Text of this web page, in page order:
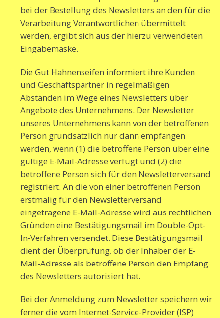
bei der Bestellung des Newsletters an den für die
Verarbeitung Verantwortlichen übermittelt
werden, ergibt sich aus der hierzu verwendeten
Eingabemaske.
Die Gut Hahnenseifen informiert ihre Kunden
und Geschäftspartner in regelmäßigen
Abständen im Wege eines Newsletters über
Angebote des Unternehmens. Der Newsletter
unseres Unternehmens kann von der betroffenen
Person grundsätzlich nur dann empfangen
werden, wenn (1) die betroffene Person über eine
gültige E-Mail-Adresse verfügt und (2) die
betroffene Person sich für den Newsletterversand
registriert. An die von einer betroffenen Person
erstmalig für den Newsletterversand
eingetragene E-Mail-Adresse wird aus rechtlichen
Gründen eine Bestätigungsmail im Double-Opt-
In-Verfahren versendet. Diese Bestätigungsmail
dient der Überprüfung, ob der Inhaber der E-
Mail-Adresse als betroffene Person den Empfang
des Newsletters autorisiert hat.
Bei der Anmeldung zum Newsletter speichern wir
ferner die vom Internet-Service-Provider (ISP)